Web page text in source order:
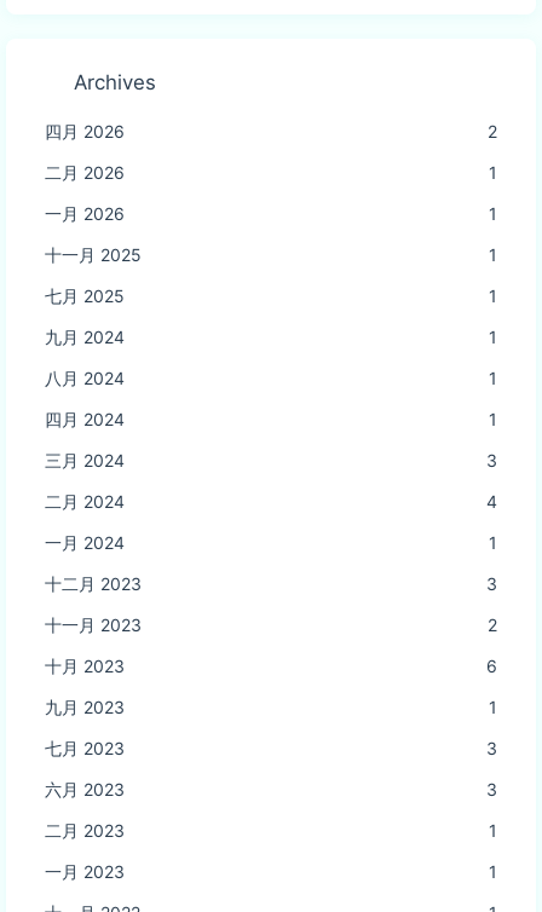
Archives
四月 2026
2
二月 2026
1
一月 2026
1
十一月 2025
1
七月 2025
1
九月 2024
1
八月 2024
1
四月 2024
1
三月 2024
3
二月 2024
4
一月 2024
1
十二月 2023
3
十一月 2023
2
十月 2023
6
九月 2023
1
七月 2023
3
六月 2023
3
二月 2023
1
一月 2023
1